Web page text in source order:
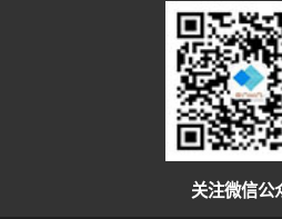
关注微信公